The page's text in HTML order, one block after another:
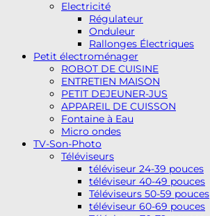
Electricité
Régulateur
Onduleur
Rallonges Électriques
Petit électroménager
ROBOT DE CUISINE
ENTRETIEN MAISON
PETIT DEJEUNER-JUS
APPAREIL DE CUISSON
Fontaine à Eau
Micro ondes
TV-Son-Photo
Téléviseurs
téléviseur 24-39 pouces
téléviseur 40-49 pouces
Téléviseurs 50-59 pouces
téléviseur 60-69 pouces